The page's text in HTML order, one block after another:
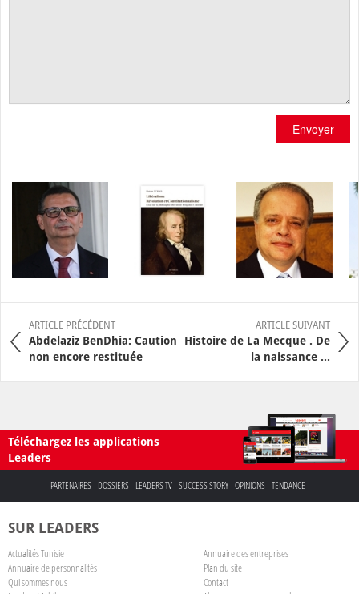
Envoyer
ARTICLE PRÉCÉDENT
Abdelaziz BenDhia: Caution
non encore restituée
ARTICLE SUIVANT
Histoire de La Mecque . De
la naissance ...
Téléchargez les applications
Leaders
PARTENAIRES DOSSIERS LEADERS TV SUCCESS STORY OPINIONS TENDANCE
SUR LEADERS
Actualités Tunisie
Annuaire des entreprises
Annuaire de personnalités
Plan du site
Qui sommes nous
Contact